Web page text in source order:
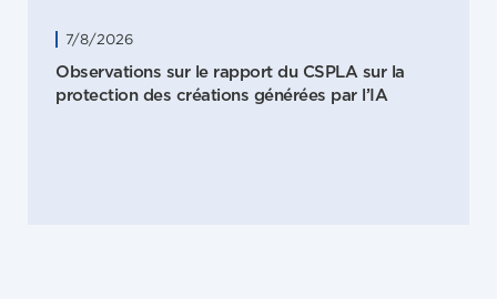
7/8/2026
Observations sur le rapport du CSPLA sur la
protection des créations générées par l’IA